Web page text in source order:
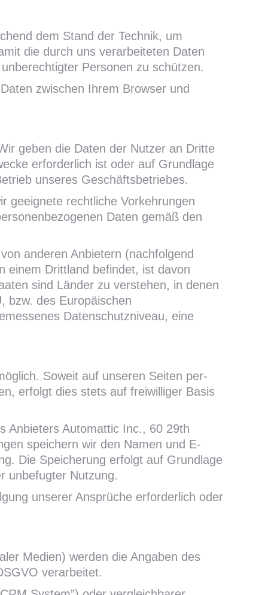
dem Stand der Technik, um
die durch uns verarbeiteten Daten
Personen zu schützen.
zwischen Ihrem Browser und
geben die Daten der Nutzer an Dritte
erforderlich ist oder auf Grundlage
unseres Geschäftsbetriebes.
geeignete rechtliche Vorkehrungen
Daten gemäß den
anderen Anbietern (nachfolgend
einem Drittland befindet, ist davon
sind Länder zu verstehen, in denen
bzw. des Europäischen
Datenschutzniveau, eine
Soweit auf unseren Seiten per­
erfolgt dies stets auf freiwil­li­ger Basis
Anbieters Automattic Inc., 60 29th
speichern wir den Namen und E-
Die Speicherung erfolgt auf Grundlage
unbefugter Nutzung.
unserer Ansprüche erforderlich oder
Medien) werden die Angaben des
verarbeitet.